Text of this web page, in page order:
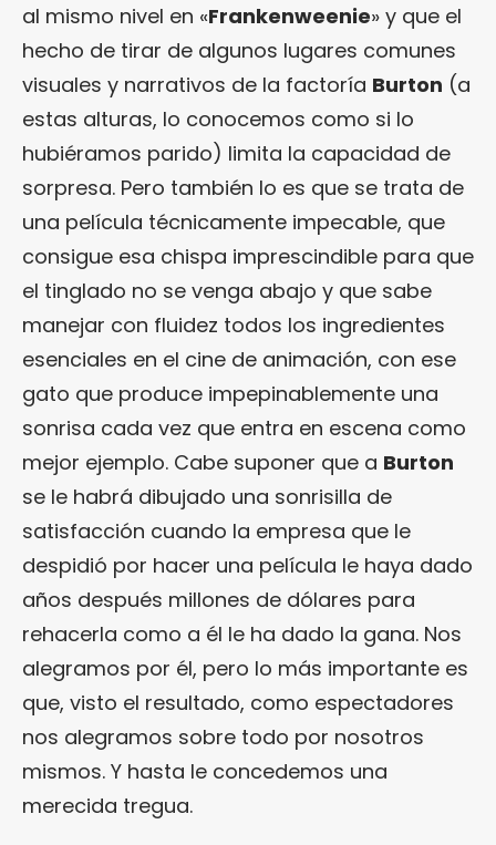
al mismo nivel en «Frankenweenie» y que el
hecho de tirar de algunos lugares comunes
visuales y narrativos de la factoría Burton (a
estas alturas, lo conocemos como si lo
hubiéramos parido) limita la capacidad de
sorpresa. Pero también lo es que se trata de
una película técnicamente impecable, que
consigue esa chispa imprescindible para que
el tinglado no se venga abajo y que sabe
manejar con fluidez todos los ingredientes
esenciales en el cine de animación, con ese
gato que produce impepinablemente una
sonrisa cada vez que entra en escena como
mejor ejemplo. Cabe suponer que a Burton
se le habrá dibujado una sonrisilla de
satisfacción cuando la empresa que le
despidió por hacer una película le haya dado
años después millones de dólares para
rehacerla como a él le ha dado la gana. Nos
alegramos por él, pero lo más importante es
que, visto el resultado, como espectadores
nos alegramos sobre todo por nosotros
mismos. Y hasta le concedemos una
merecida tregua.